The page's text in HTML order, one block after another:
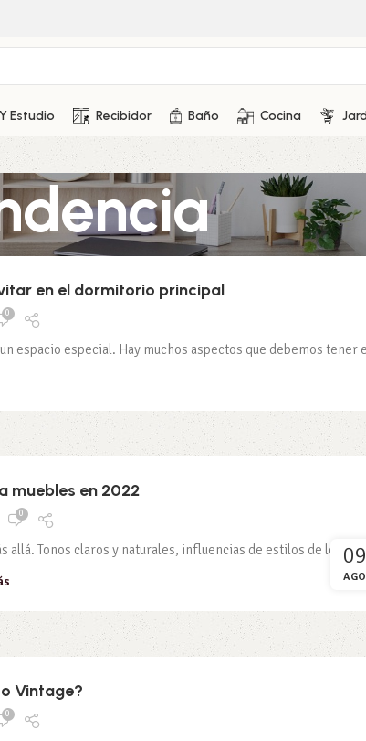
Estudio Recibidor Baño Cocina
en el dormitorio principal
0
espacio especial. Hay muchos aspectos que debemos tener
09
AGO
muebles en 2022
0
Tonos claros y naturales, influencias de estilos de los
Vintage?
0